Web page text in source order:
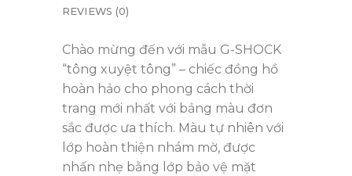
REVIEWS (0)
Chào mừng đến với mẫu G-SHOCK
“tông xuyệt tông” – chiếc đồng hồ
hoàn hảo cho phong cách thời
trang mới nhất với bảng màu đơn
sắc được ưa thích. Màu tự nhiên với
lớp hoàn thiện nhám mờ, được
nhấn nhẹ bằng lớp bảo vệ mặt